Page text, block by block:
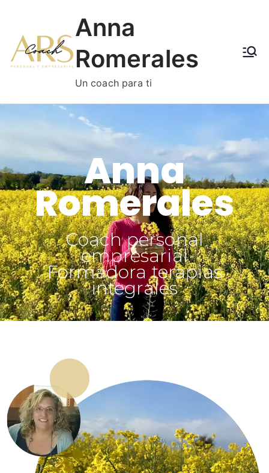
Anna
Romerales
Un coach para ti
Anna
Romerales
Coach personal
empresarial
Formadora terapias
integrales